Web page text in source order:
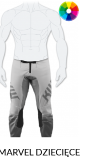
DZIECIĘCE